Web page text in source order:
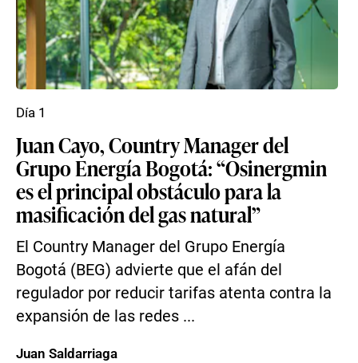
Juan Cayo, Country Manager del
Grupo Energía Bogotá: “Osinergmin
es el principal obstáculo para la
masificación del gas natural”
El Country Manager del Grupo Energía
Bogotá (BEG) advierte que el afán del
regulador por reducir tarifas atenta contra la
expansión de las redes ...
Día 1
Juan Saldarriaga